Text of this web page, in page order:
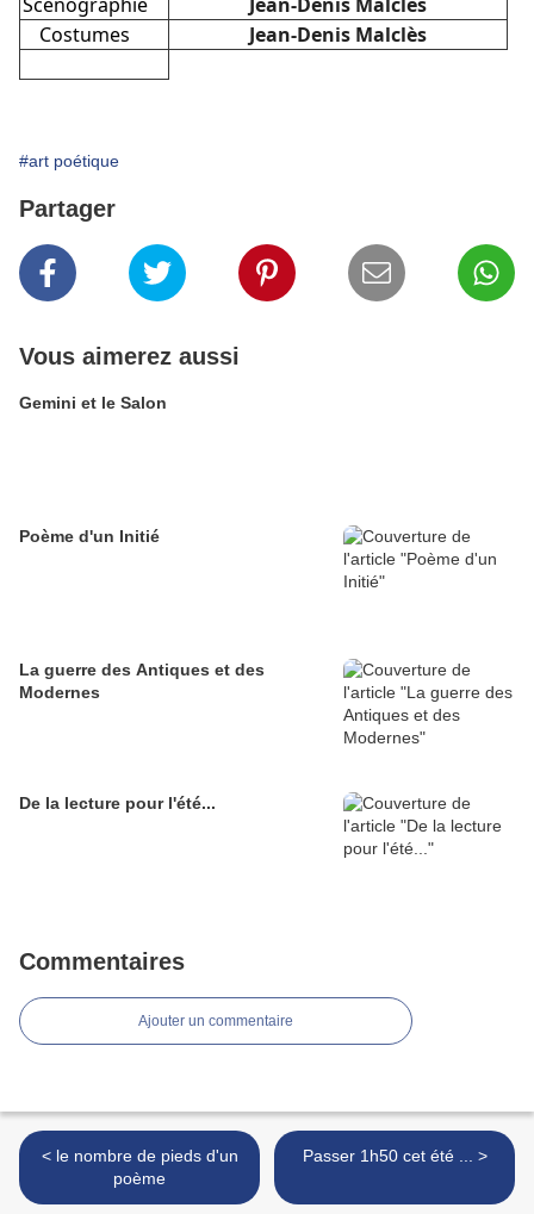
Costumes
Jean-Denis Malclès
#art poétique
Partager
Vous aimerez aussi
Gemini et le Salon
Poème d'un Initié
La guerre des Antiques et des
Modernes
De la lecture pour l'été...
Commentaires
Ajouter un commentaire
< le nombre de pieds d'un
poème
Passer 1h50 cet été ... >